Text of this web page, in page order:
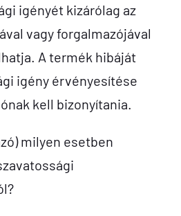
igényét kizárólag az
vagy forgalmazójával
A termék hibáját
igény érvényesítése
kell bizonyítania.
milyen esetben